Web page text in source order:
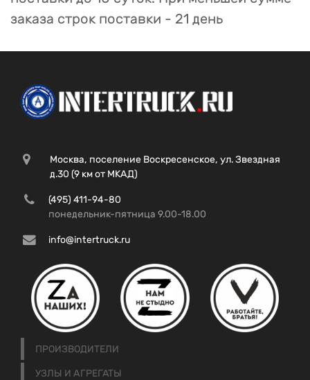
заказа строк поставки - 21 день
Москва, поселение Воскресенское, ул. Звездная
д.30 (9 км от МКАД)
(495) 411-94-80
понедельник-пятница 9.00-18.00
info@intertruck.ru
ПРОИЗВОДИТЕЛИ
УЗЛЫ И АГРЕГАТЫ